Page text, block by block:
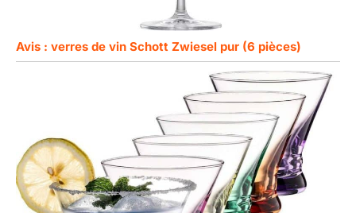
Avis : verres de vin Schott Zwiesel pur (6 pièces)